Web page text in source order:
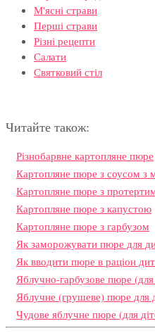
М'ясні страви
Перші страви
Різні рецепти
Салати
Святковий стіл
Читайте також:
Різнобарвне картопляне пюре
Картопляне пюре з соусом з
Картопляне пюре з
Картопляне пюре з капустою
Картопляне пюре з гарбузом
Як заморожувати пюре для
Як вводити пюре в раціон
Яблучно-гарбузове пюре (для
Яблучне (грушеве) пюре для
Чудове яблучне пюре (для